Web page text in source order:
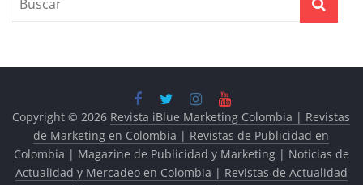
Copyright © 2026 Revista iBlue Marketing Colombia | Revistas
de Marketing en Colombia | Revistas de Publicidad en
Colombia | Magazine de Publicidad y Marketing | Noticias de
Actualidad y Mercadeo en Colombia | Revistas de Actualidad